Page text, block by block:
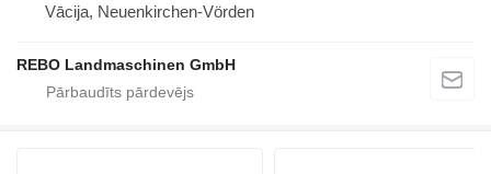
Vācija, Neuenkirchen-Vörden
REBO Landmaschinen GmbH